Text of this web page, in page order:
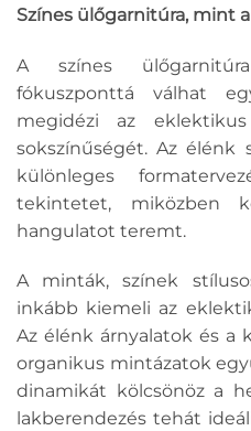
Színes ülőgarnitúra, mint
A színes
fókuszponttá válhat
megidézi az
sokszínűségét. Az élénk
különleges
tekintetet, miközben
hangulatot teremt.
A minták, színek
inkább kiemeli az
Az élénk árnyalatok és a
organikus mintázatok
dinamikát kölcsönöz a
lakberendezés tehát